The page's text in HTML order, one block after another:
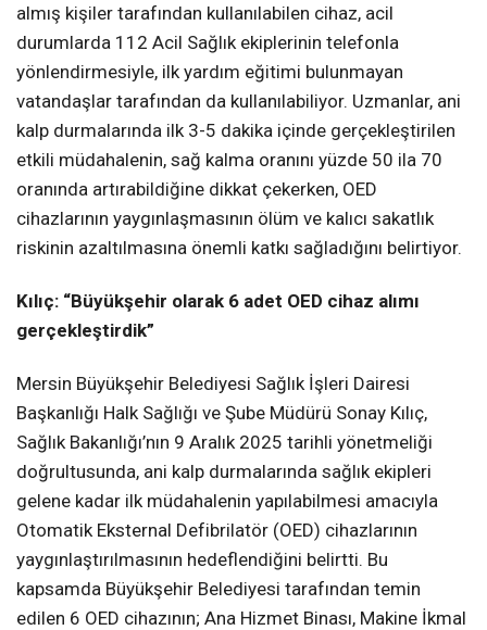
almış kişiler tarafından kullanılabilen cihaz, acil
durumlarda 112 Acil Sağlık ekiplerinin telefonla
yönlendirmesiyle, ilk yardım eğitimi bulunmayan
vatandaşlar tarafından da kullanılabiliyor. Uzmanlar, ani
kalp durmalarında ilk 3-5 dakika içinde gerçekleştirilen
etkili müdahalenin, sağ kalma oranını yüzde 50 ila 70
oranında artırabildiğine dikkat çekerken, OED
cihazlarının yaygınlaşmasının ölüm ve kalıcı sakatlık
riskinin azaltılmasına önemli katkı sağladığını belirtiyor.
Kılıç: “Büyükşehir olarak 6 adet OED cihaz alımı
gerçekleştirdik”
Mersin Büyükşehir Belediyesi Sağlık İşleri Dairesi
Başkanlığı Halk Sağlığı ve Şube Müdürü Sonay Kılıç,
Sağlık Bakanlığı’nın 9 Aralık 2025 tarihli yönetmeliği
doğrultusunda, ani kalp durmalarında sağlık ekipleri
gelene kadar ilk müdahalenin yapılabilmesi amacıyla
Otomatik Eksternal Defibrilatör (OED) cihazlarının
yaygınlaştırılmasının hedeflendiğini belirtti. Bu
kapsamda Büyükşehir Belediyesi tarafından temin
edilen 6 OED cihazının; Ana Hizmet Binası, Makine İkmal